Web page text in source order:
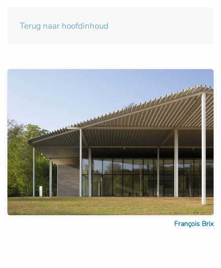
Terug naar hoofdinhoud
François Brix